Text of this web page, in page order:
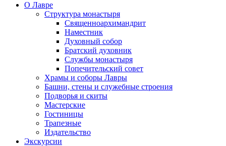
О Лавре
Структура монастыря
Священноархимандрит
Наместник
Духовный собор
Братский духовник
Службы монастыря
Попечительский совет
Храмы и соборы Лавры
Башни, стены и служебные строения
Подворья и скиты
Мастерские
Гостиницы
Трапезные
Издательство
Экскурсии